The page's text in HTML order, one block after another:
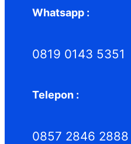
Whatsapp :
0819 0143 5351
Telepon :
0857 2846 2888